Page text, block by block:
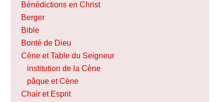
Bénédictions en Christ
Berger
Bible
Bonté de Dieu
Cène et Table du Seigneur
institution de la Cène
pâque et Cène
Chair et Esprit